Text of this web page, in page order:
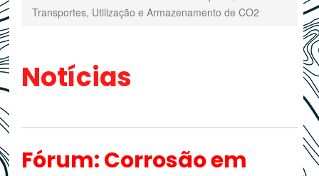
Transportes, Utilização e Armazenamento de CO2
Notícias
Fórum: Corrosão em